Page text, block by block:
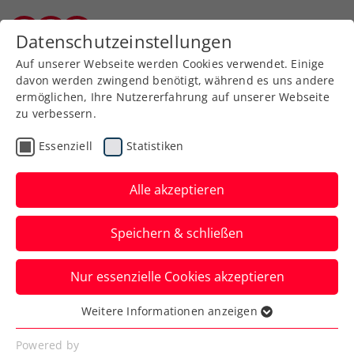
Zurück zur Newsübersicht
ATP
ATP Acapulco: Erler
gewinnt ÖTV-Doppelduell
mit Miedler
Der Tiroler steht dadurch mit seinem
Partner Constantin Frantzen in der
Vorschlussrunde.
Verfasst von: Manuel Wachta, 28.02.2025
Datenschutzeinstellungen
Auf unserer Webseite werden Cookies verwendet. Einige
davon werden zwingend benötigt, während es uns andere
ermöglichen, Ihre Nutzererfahrung auf unserer Webseite
zu verbessern.
Essenziell Statistiken
Alle akzeptieren
Speichern & schließen
Nur essenzielle Cookies akzeptieren
Essenziell
Essenzielle Cookies werden für grundlegende
Weitere Informationen anzeigen
Powered by